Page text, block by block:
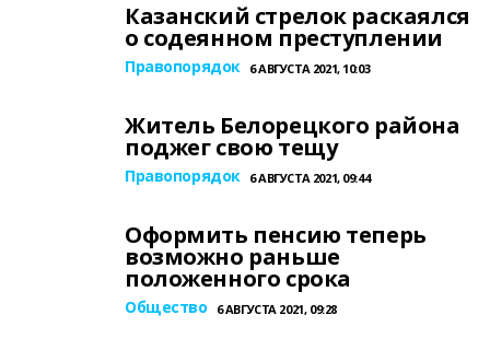
Казанский стрелок раскаялся
о содеянном преступлении
Правопорядок 6 АВГУСТА 2021, 10:03
Житель Белорецкого района
поджег свою тещу
Правопорядок 6 АВГУСТА 2021, 09:44
Оформить пенсию теперь
возможно раньше
положенного срока
Общество 6 АВГУСТА 2021, 09:28